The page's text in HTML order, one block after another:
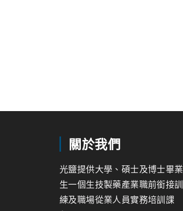
關於我們
光鹽提供大學、碩士及博士畢業
生一個生技製藥產業職前銜接訓
練及職場從業人員實務培訓課